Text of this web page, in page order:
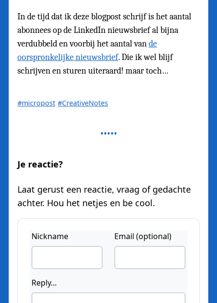
In de tijd dat ik deze blogpost schrijf is het aantal
abonnees op de LinkedIn nieuwsbrief al bijna
verdubbeld en voorbij het aantal vande
oorspronkelijke nieuwsbrief. Die ik wel blijf
schrijven en sturen uiteraard! maar toch…
#micropost #CreativeNotes
Je reactie?
Laat gerust een reactie, vraag of gedachte
achter. Hou het netjes en be cool.